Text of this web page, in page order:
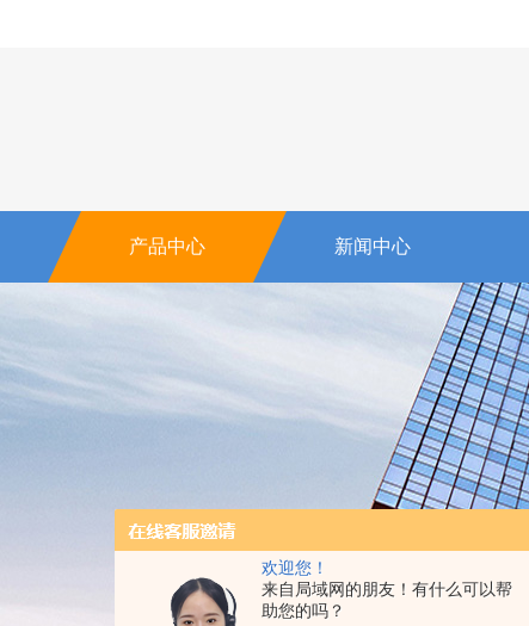
欢迎您！
来自局域网的朋友！有什么可以帮
助您的吗？
产品中心 新闻中心